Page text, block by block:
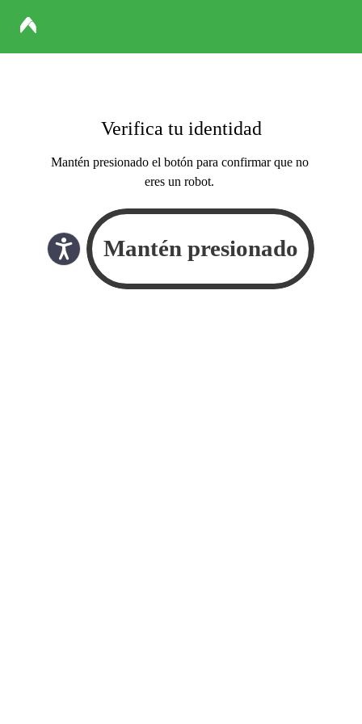
Verifica tu identidad
Mantén presionado el botón para confirmar que no
eres un robot.